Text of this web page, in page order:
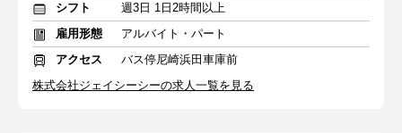
シフト
週3日 1日2時間以上
雇用形態
アルバイト・パート
アクセス
バス停尼崎浜田車庫前
株式会社ジェイシーシーの求人一覧を見る